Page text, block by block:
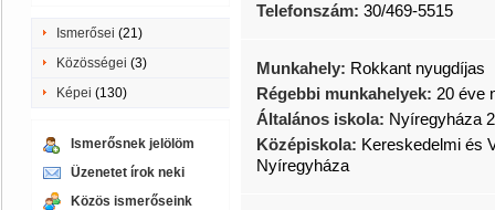
Ismerősei (21)
Közösségei (3)
Képei (130)
Ismerősnek jelölöm
Üzenetet írok neki
Közös ismerőseink
Telefonszám: 30/469-5515
Munkahely: Rokkant nyugdíjas
Régebbi munkahelyek: 20 éve
Általános iskola: Nyíregyháza
Középiskola: Kereskedelmi és
Nyíregyháza